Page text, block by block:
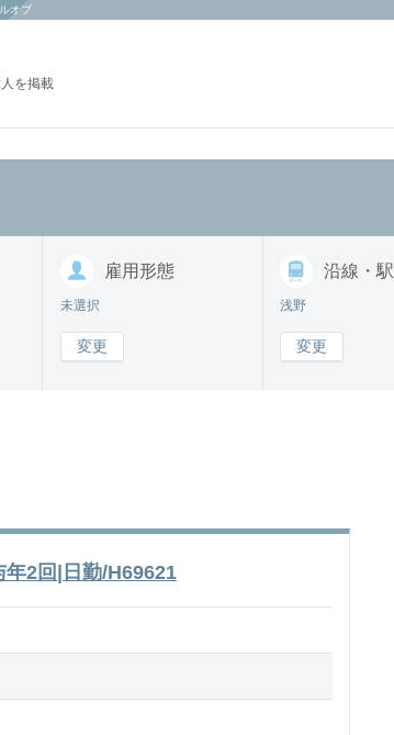
オブ
を掲載
雇用形態
未選択
変更
沿線・駅
浅野
変更
年2回|日勤/H69621